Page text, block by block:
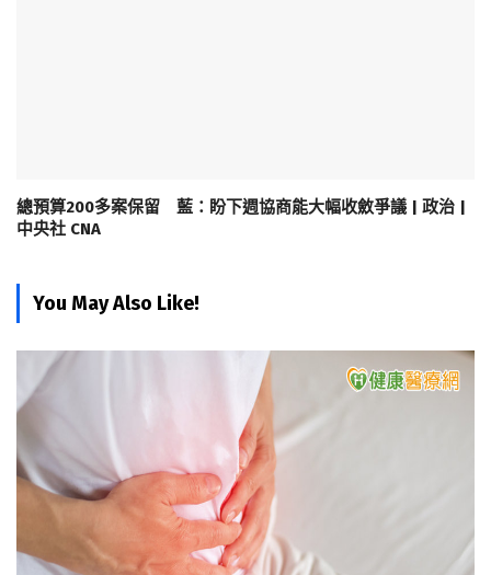
總預算200多案保留 藍：盼下週協商能大幅收斂爭議 | 政治 |
中央社 CNA
You May Also Like!